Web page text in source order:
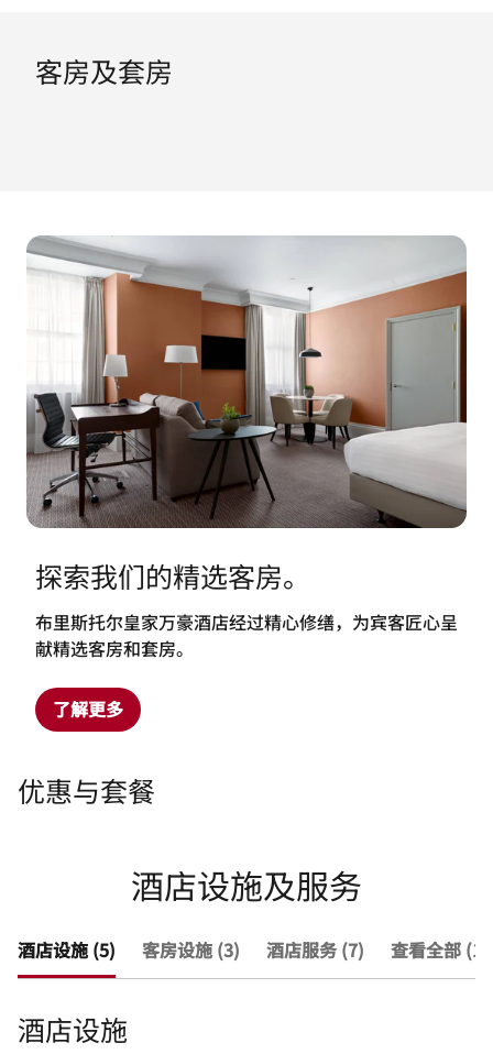
客房及套房
探索我们的精选客房。
布里斯托尔皇家万豪酒店经过精心修缮，为宾客匠心呈
献精选客房和套房。
了解更多
优惠与套餐
酒店设施及服务
酒店设施 (5) 客房设施 (3) 酒店服务 (7) 查看全部
酒店设施